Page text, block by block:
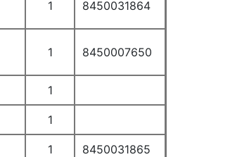
1 8450031864
1 8450007650
1
1
1 8450031865